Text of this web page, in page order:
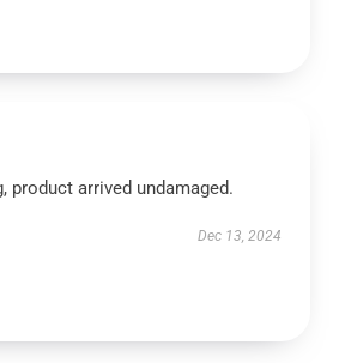
product arrived undamaged.
Dec 13, 2024